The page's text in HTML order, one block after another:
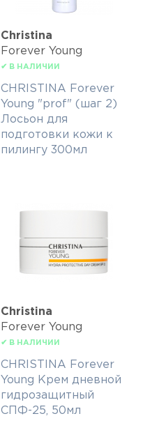
Christina
Forever Young
✔ В НАЛИЧИИ
CHRISTINA Forever
Young "prof" (шаг 2)
Лосьон для
подготовки кожи к
пилингу 300мл
Christina
Forever Young
✔ В НАЛИЧИИ
CHRISTINA Forever
Young Крем дневной
гидрозащитный
СПФ-25, 50мл